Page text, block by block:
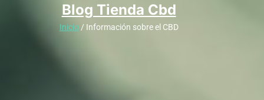
Blog Tienda Cbd
Inicio/ Información sobre el CBD